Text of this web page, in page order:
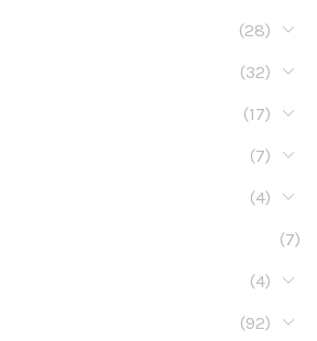
(28)
(32)
(17)
(7)
(4)
(7)
(4)
(92)